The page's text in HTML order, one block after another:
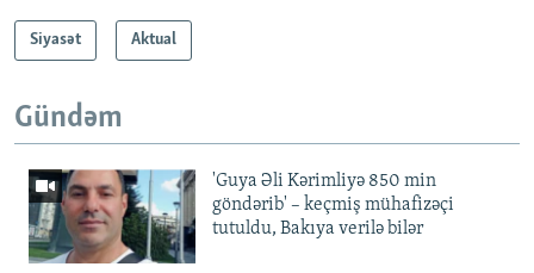
Siyasət Aktual
Gündəm
'Guya Əli Kərimliyə 850 min
göndərib' – keçmiş mühafizəçi
tutuldu, Bakıya verilə bilər